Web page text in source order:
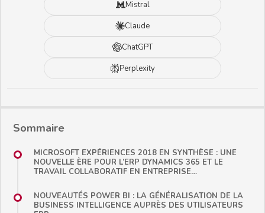
Mistral
Claude
ChatGPT
Perplexity
Sommaire
MICROSOFT EXPÉRIENCES 2018 EN SYNTHÈSE : UNE
NOUVELLE ÈRE POUR L’ERP DYNAMICS 365 ET LE
TRAVAIL COLLABORATIF EN ENTREPRISE…
NOUVEAUTÉS POWER BI : LA GÉNÉRALISATION DE LA
BUSINESS INTELLIGENCE AUPRÈS DES UTILISATEURS